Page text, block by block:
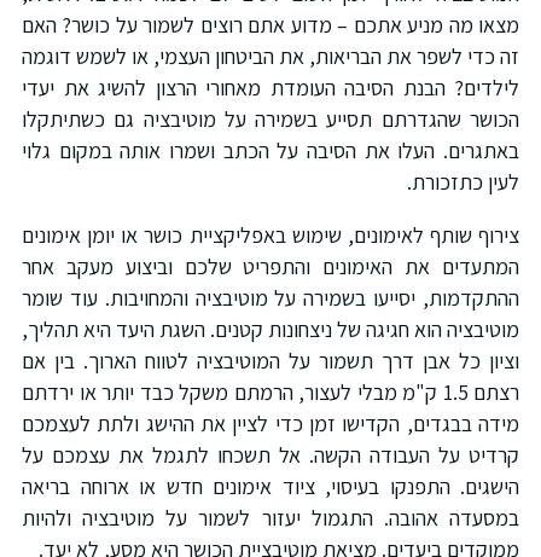
מה מניע אתכם – מדוע אתם רוצים לשמור על כושר? האם
כדי לשפר את הבריאות, את הביטחון העצמי, או לשמש דוגמה
הבנת הסיבה העומדת מאחורי הרצון להשיג את יעדי
שהגדרתם תסייע בשמירה על מוטיבציה גם כשתיתקלו
העלו את הסיבה על הכתב ושמרו אותה במקום גלוי
כתזכורת.
שותף לאימונים, שימוש באפליקציית כושר או יומן אימונים
את האימונים והתפריט שלכם וביצוע מעקב אחר
יסייעו בשמירה על מוטיבציה והמחויבות. עוד שומר
הוא חגיגה של ניצחונות קטנים. השגת היעד היא תהליך,
כל אבן דרך תשמור על המוטיבציה לטווח הארוך. בין אם
רצתם 1.5 ק"מ מבלי לעצור, הרמתם משקל כבד יותר או ירדתם
בבגדים, הקדישו זמן כדי לציין את ההישג ולתת לעצמכם
על העבודה הקשה. אל תשכחו לתגמל את עצמכם על
התפנקו בעיסוי, ציוד אימונים חדש או ארוחה בריאה
אהובה. התגמול יעזור לשמור על מוטיבציה ולהיות
ביעדים. מציאת מוטיבציית הכושר היא מסע, לא יעד.